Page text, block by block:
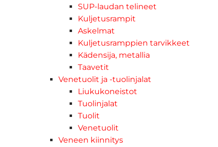
SUP-laudan telineet
Kuljetusrampit
Askelmat
Kuljetusramppien tarvikkeet
Kädensija, metallia
Taavetit
Venetuolit ja -tuolinjalat
Liukukoneistot
Tuolinjalat
Tuolit
Venetuolit
Veneen kiinnitys